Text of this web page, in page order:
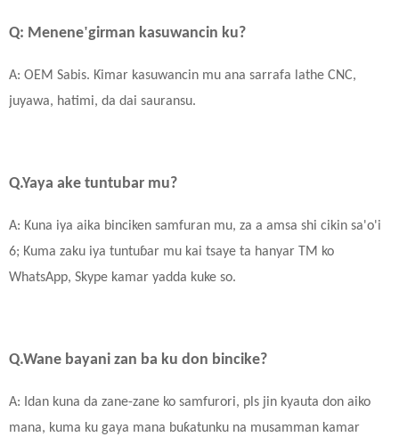
Q: Menene'girman kasuwancin ku?
A: OEM Sabis. Ƙimar kasuwancin mu ana sarrafa lathe CNC,
juyawa, hatimi, da dai sauransu.
Q.Yaya ake tuntubar mu?
A: Kuna iya aika binciken samfuran mu, za a amsa shi cikin sa'o'i
6; Kuma zaku iya tuntuɓar mu kai tsaye ta hanyar TM ko
WhatsApp, Skype kamar yadda kuke so.
Q.Wane bayani zan ba ku don bincike?
A: Idan kuna da zane-zane ko samfurori, pls jin kyauta don aiko
mana, kuma ku gaya mana buƙatunku na musamman kamar